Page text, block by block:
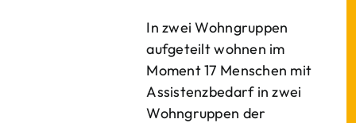
In zwei Wohngruppen
aufgeteilt wohnen im
Moment 17 Menschen mit
Assistenzbedarf in zwei
Wohngruppen der